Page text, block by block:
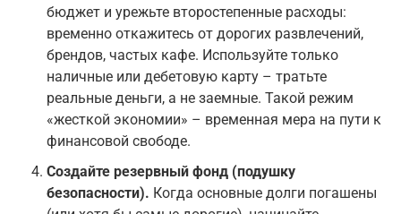
бюджет и урежьте второстепенные расходы:
временно откажитесь от дорогих развлечений,
брендов, частых кафе. Используйте только
наличные или дебетовую карту – тратьте
реальные деньги, а не заемные. Такой режим
«жесткой экономии» – временная мера на пути к
финансовой свободе.
Создайте резервный фонд (подушку
безопасности). Когда основные долги погашены